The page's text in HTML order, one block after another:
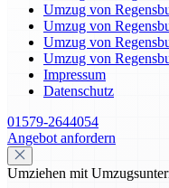
Umzug von
Umzug von
Umzug von
Umzug von
Impressum
Datenschutz
01579-2644054
Angebot anfordern
Umziehen mit